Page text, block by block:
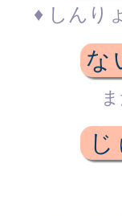
♦ しんり
な